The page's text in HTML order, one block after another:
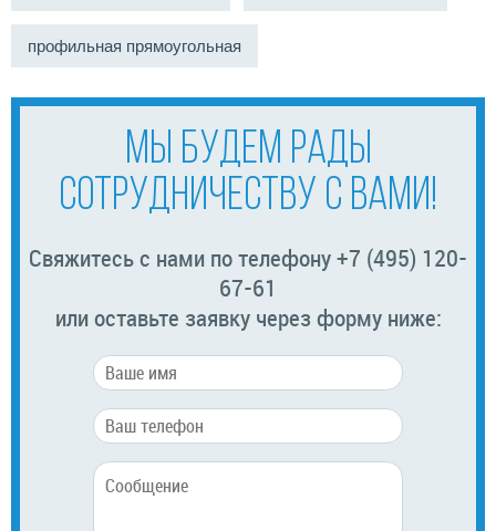
профильная прямоугольная
МЫ БУДЕМ РАДЫ
СОТРУДНИЧЕСТВУ С ВАМИ!
Свяжитесь с нами по телефону +7 (495) 120-
67-61
или оставьте заявку через форму ниже: